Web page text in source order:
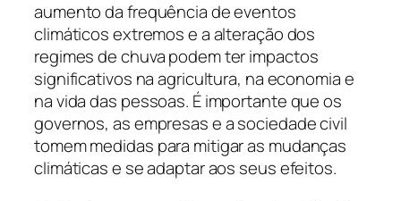
aumento da frequência de eventos
climáticos extremos e a alteração dos
regimes de chuva podem ter impactos
significativos na agricultura, na economia e
na vida das pessoas. É importante que os
governos, as empresas e a sociedade civil
tomem medidas para mitigar as mudanças
climáticas e se adaptar aos seus efeitos.